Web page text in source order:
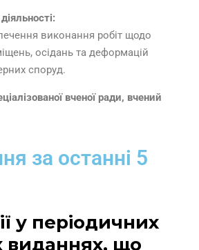
виконання робіт щодо
осідань та деформацій
споруд.
вченої ради, вчений
за останні 5
у періодичних
виданнях, що